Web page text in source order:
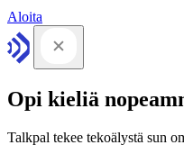
Aloita
Opi kieliä
Talkpal tekee tekoälystä sun